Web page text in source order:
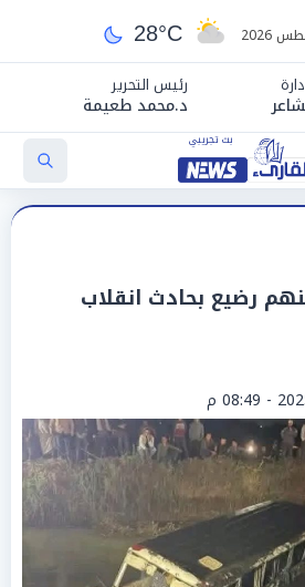
28°C
رئيس التحرير
د.محمد طعيمة
بينهم رضيع بحادث انقلاب